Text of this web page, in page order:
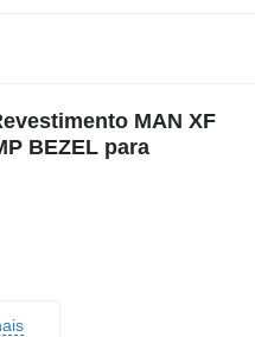
MAN XF
BEZEL para